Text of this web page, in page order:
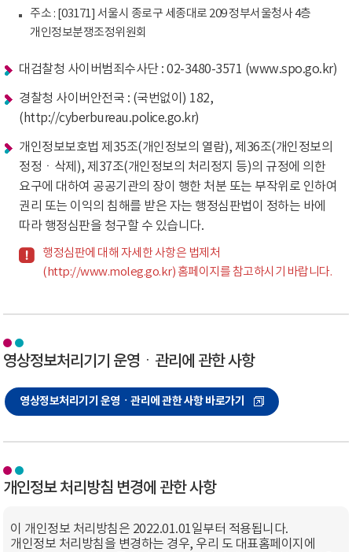
주소 : [03171] 서울시 종로구 세종대로 209 정부서울청사 4층
개인정보분쟁조정위원회
대검찰청 사이버범죄수사단 : 02-3480-3571 (www.spo.go.kr)
경찰청 사이버안전국 : (국번없이) 182,
(http://cyberbureau.police.go.kr)
개인정보보호법 제35조(개인정보의 열람), 제36조(개인정보의
정정ㆍ삭제), 제37조(개인정보의 처리정지 등)의 규정에 의한
요구에 대하여 공공기관의 장이 행한 처분 또는 부작위로 인하여
권리 또는 이익의 침해를 받은 자는 행정심판법이 정하는 바에
따라 행정심판을 청구할 수 있습니다.
행정심판에 대해 자세한 사항은 법제처
(http://www.moleg.go.kr) 홈페이지를 참고하시기 바랍니다.
영상정보처리기기 운영ㆍ관리에 관한 사항
영상정보처리기기 운영ㆍ관리에 관한 사항 바로가기
개인정보 처리방침 변경에 관한 사항
이 개인정보 처리방침은 2022.01.01일부터 적용됩니다.
개인정보 처리방침을 변경하는 경우, 우리 도 대표홈페이지에